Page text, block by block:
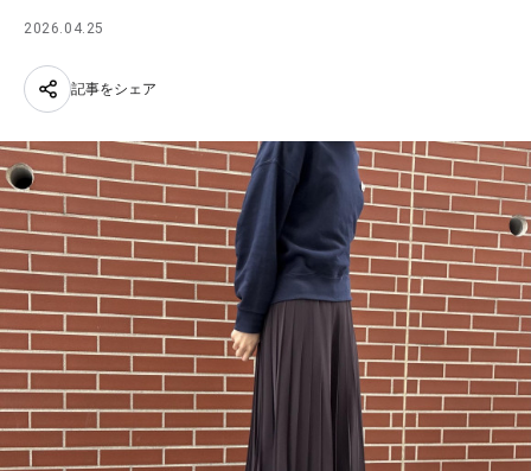
2026.04.25
記事をシェア